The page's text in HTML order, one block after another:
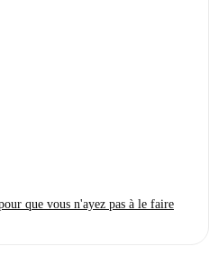
que vous n'ayez pas à le faire